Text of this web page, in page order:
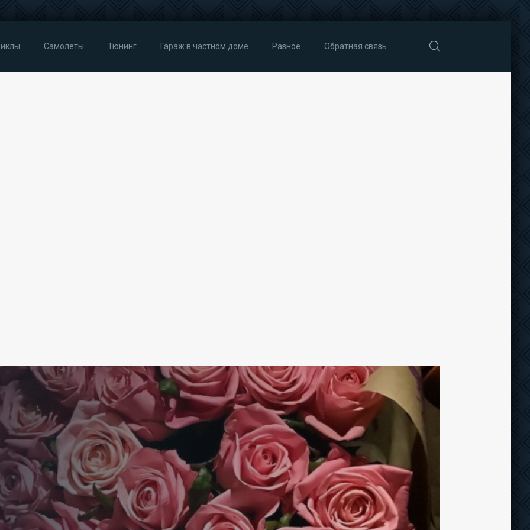
Самолеты Тюнинг Гараж в частном доме Разное Обратная связь